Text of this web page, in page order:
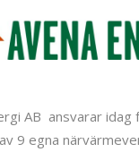
AB ansvarar idag
9 egna